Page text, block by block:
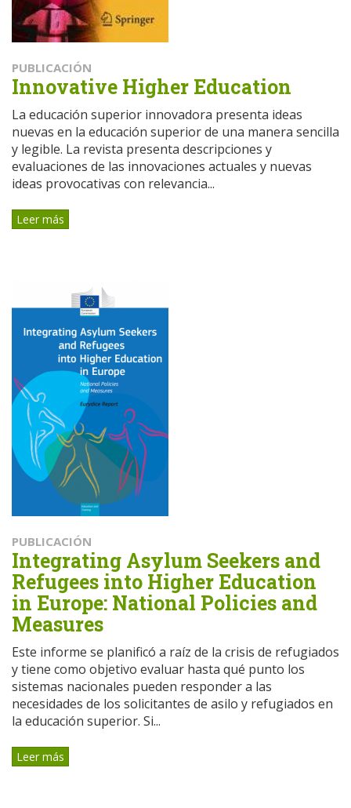
PUBLICACIÓN
Innovative Higher Education
La educación superior innovadora presenta ideas
nuevas en la educación superior de una manera sencilla
y legible. La revista presenta descripciones y
evaluaciones de las innovaciones actuales y nuevas
ideas provocativas con relevancia...
Leer más
PUBLICACIÓN
Integrating Asylum Seekers and
Refugees into Higher Education
in Europe: National Policies and
Measures
Este informe se planificó a raíz de la crisis de refugiados
y tiene como objetivo evaluar hasta qué punto los
sistemas nacionales pueden responder a las
necesidades de los solicitantes de asilo y refugiados en
la educación superior. Si...
Leer más